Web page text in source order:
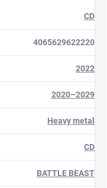
CD
4065629622220
2022
2020–2029
Heavy metal
CD
BATTLE BEAST